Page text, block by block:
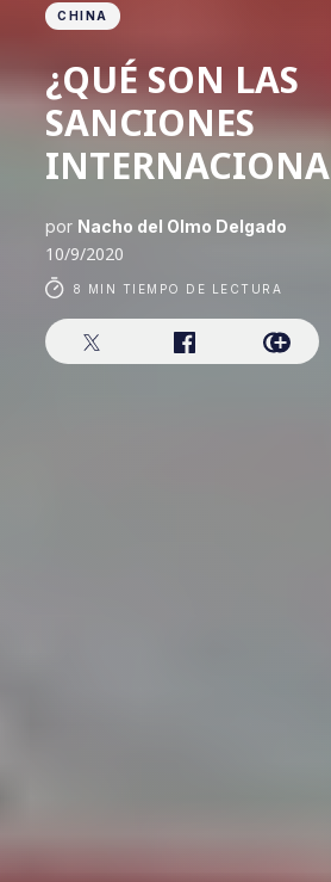
CHINA
¿QUÉ SON LAS
SANCIONES
por Nacho del Olmo Delgado
10/9/2020
8 MIN TIEMPO DE LECTURA